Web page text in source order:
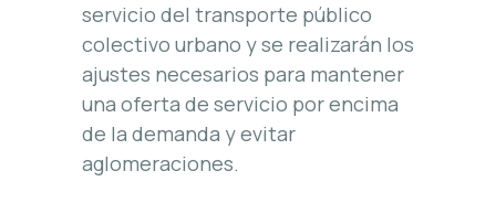
servicio del transporte público
colectivo urbano y se realizarán los
ajustes necesarios para mantener
una oferta de servicio por encima
de la demanda y evitar
aglomeraciones.